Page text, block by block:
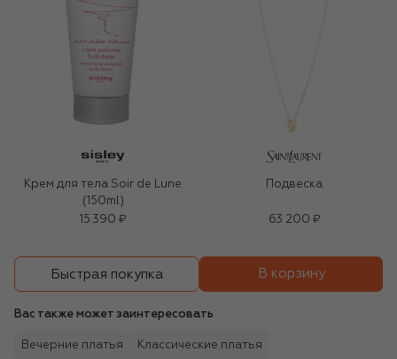
Крем для тела Soir de Lune
(150ml)
15 390 ₽
Подвеска
63 200 ₽
Быстрая покупка В корзину
Вас также может заинтересовать
Вечерние платья Классические платья